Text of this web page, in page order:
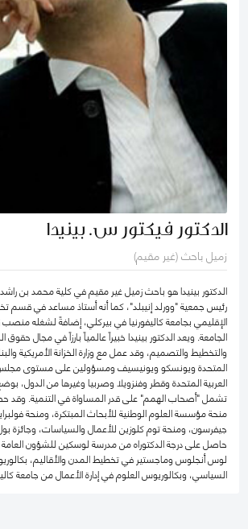
الدكتور فيكتور س. بينيدا
زميل باحث (غير مقيم)
الدكتور بينيدا هو باحث زميل غير مقيم في كلية محمد بن راشد
رئيس جمعية "وورلد إنيبلد"، كما أنه أستاذ مساعد في قسم
الإقليمي بجامعة كاليفورنيا في بيركلي، إضافةً لشغله
الجامعة. ويعد الدكتور بينيدا خبيراً عالمياً بارزاً في مجال
والتخطيط والتصميم، وقد عمل مع وزارة الخزانة الأمريكية
المتحدة ويونسكو ويونيسيف ومسؤولين على مستوى مجلس
العربية المتحدة وقطر وفنزويلا وصربيا وغيرها من الدول،
تشمل "أصحاب الهمم" على قدر المساواة في التنمية. وقد
منحة مؤسسة العلوم الوطنية للأبحاث المبتكرة، ومنحة
جيفرسون، ومنحة توم كلوزين للأعمال والسياسات، وجائزة
حاصل على درجة الدكتوراه من مدرسة لوسكين للشؤون العامة
لوس أنجلوس وماجستير في تخطيط المدن والأقاليم،
السياسي، وبكالوريوس العلوم في إدارة الأعمال من جامعة